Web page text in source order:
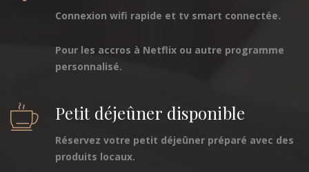
Connexion wifi rapide et tv smart connectée.
Pour les accros à Netflix ou autre programme
personnalisé.
Petit déjeûner disponible
Réservez votre petit déjeûner préparé avec des
produits locaux.